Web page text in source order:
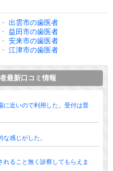
・
出雲市の歯医者
・
益田市の歯医者
・
安来市の歯医者
・ 江津市の歯医者
最新口コミ情報
近いので利用した。受付は普
感じがした。
ること無く診察してもらえま